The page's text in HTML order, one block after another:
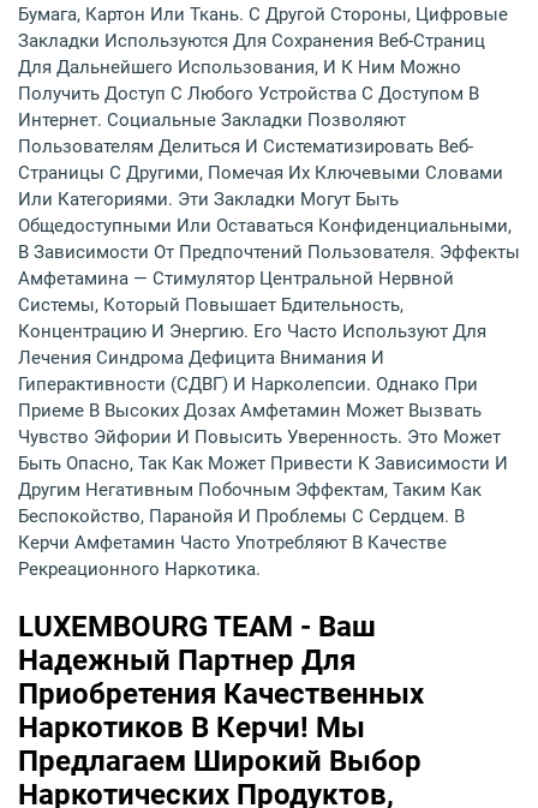
Бумага, Картон Или Ткань. С Другой Стороны, Цифровые
Закладки Используются Для Сохранения Веб-Страниц
Для Дальнейшего Использования, И К Ним Можно
Получить Доступ С Любого Устройства С Доступом В
Интернет. Социальные Закладки Позволяют
Пользователям Делиться И Систематизировать Веб-
Страницы С Другими, Помечая Их Ключевыми Словами
Или Категориями. Эти Закладки Могут Быть
Общедоступными Или Оставаться Конфиденциальными,
В Зависимости От Предпочтений Пользователя. Эффекты
Амфетамина — Стимулятор Центральной Нервной
Системы, Который Повышает Бдительность,
Концентрацию И Энергию. Его Часто Используют Для
Лечения Синдрома Дефицита Внимания И
Гиперактивности (СДВГ) И Нарколепсии. Однако При
Приеме В Высоких Дозах Амфетамин Может Вызвать
Чувство Эйфории И Повысить Уверенность. Это Может
Быть Опасно, Так Как Может Привести К Зависимости И
Другим Негативным Побочным Эффектам, Таким Как
Беспокойство, Паранойя И Проблемы С Сердцем. В
Керчи Амфетамин Часто Употребляют В Качестве
Рекреационного Наркотика.
LUXEMBOURG TEAM - Ваш
Надежный Партнер Для
Приобретения Качественных
Наркотиков В Керчи! Мы
Предлагаем Широкий Выбор
Наркотических Продуктов,